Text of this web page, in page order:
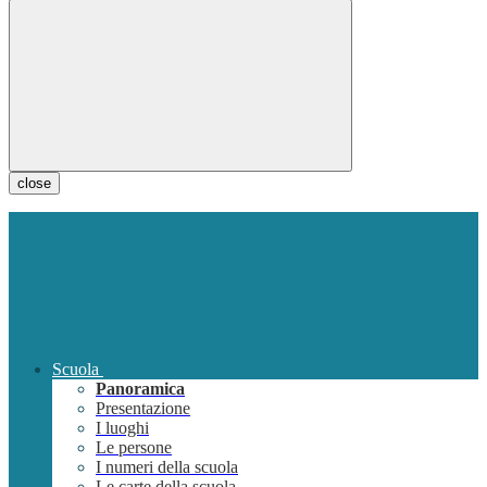
close
Scuola
Panoramica
Presentazione
I luoghi
Le persone
I numeri della scuola